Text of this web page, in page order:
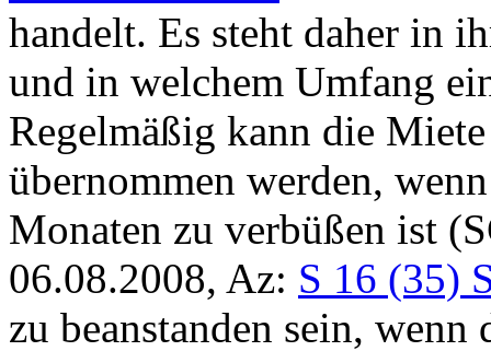
handelt. Es steht daher in
und in welchem Umfang
Regelmäßig kann die
übernommen werden,
Monaten zu verbüßen ist
06.08.2008, Az: S 16 (35)
zu beanstanden sein,